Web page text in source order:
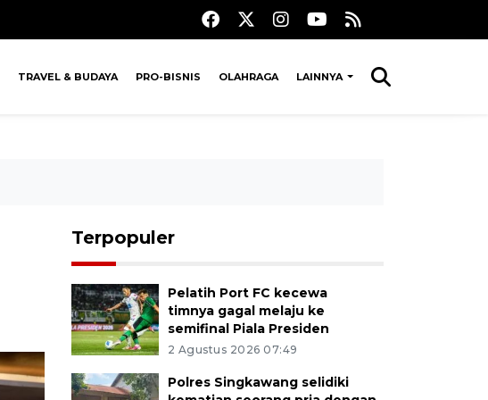
TRAVEL & BUDAYA PRO-BISNIS OLAHRAGA LAINNYA
Terpopuler
Pelatih Port FC kecewa
timnya gagal melaju ke
semifinal Piala Presiden
2 Agustus 2026 07:49
Polres Singkawang selidiki